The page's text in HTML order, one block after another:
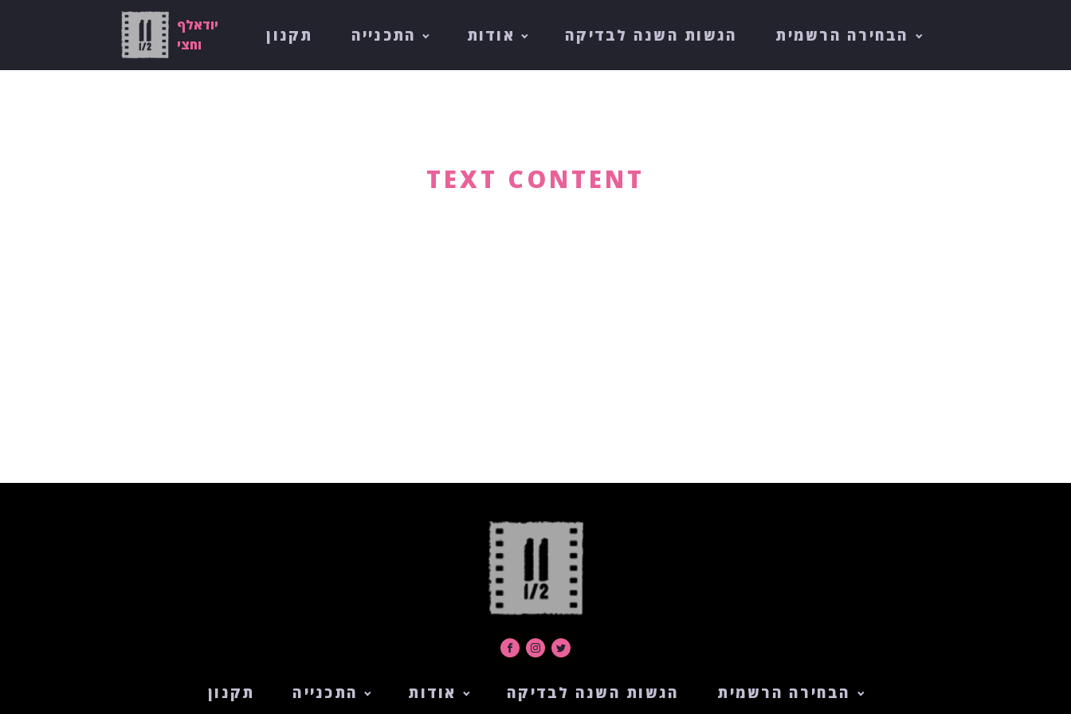
יודאלף
וחצי
תקנון התכנייה אודות הגשות השנה לבדיקה הבחירה הרשמית
TEXT CONTENT
תקנון התכנייה אודות הגשות השנה לבדיקה הבחירה הרשמית